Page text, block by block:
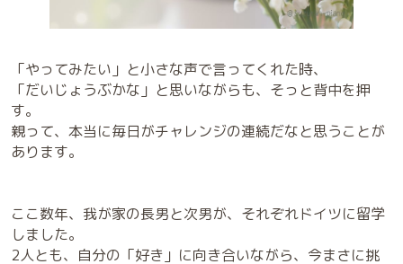
「やってみたい」と小さな声で言ってくれた時、
「だいじょうぶかな」と思いながらも、そっと背中を押
す。
親って、本当に毎日がチャレンジの連続だなと思うことが
あります。
ここ数年、我が家の長男と次男が、それぞれドイツに留学
しました。
2人とも、自分の「好き」に向き合いながら、今まさに挑